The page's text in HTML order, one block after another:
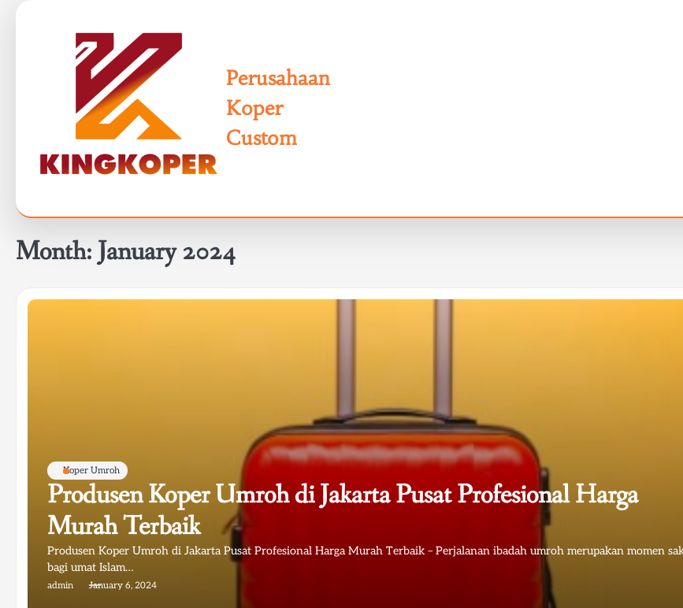
Perusahaan
Koper
Custom
Month:January 2024
Koper Umroh
Produsen Koper Umroh di Jakarta Pusat Profesional Harga
Murah Terbaik
Produsen Koper Umroh di Jakarta Pusat Profesional Harga Murah Terbaik – Perjalanan ibadah umroh merupakan momen
bagi umat Islam…
admin January 6, 2024